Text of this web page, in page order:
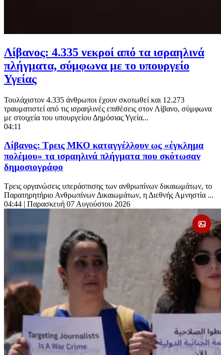
Λίβανος: 4.335 νεκροί από τα ισραηλινά
πλήγματα, σύμφωνα με το υπουργείο
Υγείας
Τουλάχιστον 4.335 άνθρωποι έχουν σκοτωθεί και 12.273
τραυματιστεί από τις ισραηλινές επιθέσεις στον Λίβανο, σύμφωνα
με στοιχεία του υπουργείου Δημόσιας Υγεία...
04:11
Λίβανος: Τρεις ΜΚΟ καταγγέλλουν ως «έγκλημα
πολέμου» τα ισραηλινά πλήγματα που σκότωσαν
δημοσιογράφο
Τρεις οργανώσεις υπεράσπισης των ανθρωπίνων δικαιωμάτων, το
Παρατηρητήριο Ανθρωπίνων Δικαιωμάτων, η Διεθνής Αμνηστία ...
04:44 | Παρασκευή 07 Αυγούστου 2026